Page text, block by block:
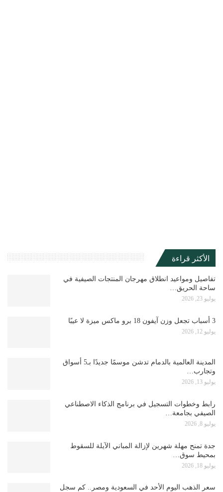
الأكثر قراءة
تفاصيل ومواعيد انطلاق مهرجان المنتجات الصيفية في
ساحة الحريق…
يوليو 23, 2026
3 أسباب تجعل وزن آيفون 18 برو ماكس ميزة لا عيبًا
يوليو 12, 2026
المدينة العالمية بالدمام تدشن موسمًا جديدًا بـ5 أسواق
وتجارب…
يوليو 13, 2026
رابط وخطوات التسجيل في برنامج الذكاء الاصطناعي
الصيفي بجامعة…
يوليو 8, 2026
جدة تمنح مهلة شهرين لإزالة المباني الآيلة للسقوط
بمحيط سوق…
يوليو 18, 2026
سعر الذهب اليوم الأحد في السعودية ومصر.. كم سجل